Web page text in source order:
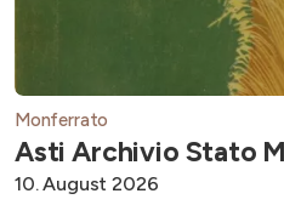
Monferrato
Asti Archivio Stato
10. August 2026